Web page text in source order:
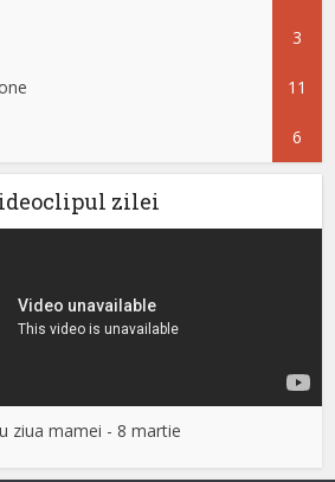
3
11
6
zilei
ziua mamei - 8 martie